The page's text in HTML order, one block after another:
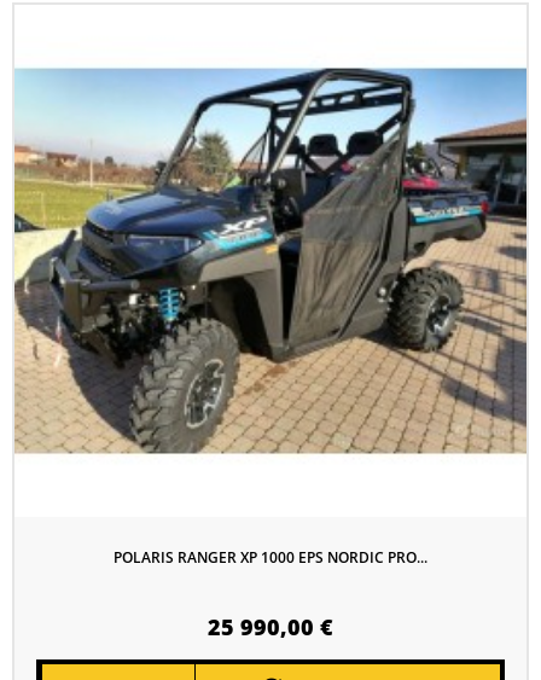
POLARIS RANGER XP 1000 EPS NORDIC PRO...
25 990,00 €